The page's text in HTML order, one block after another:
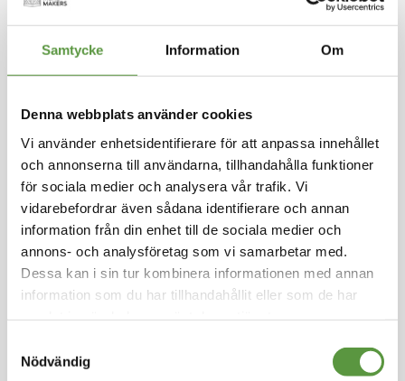
Samtycke Information Om
Denna webbplats använder cookies
Vi använder enhetsidentifierare för att anpassa innehållet
och annonserna till användarna, tillhandahålla funktioner
för sociala medier och analysera vår trafik. Vi
vidarebefordrar även sådana identifierare och annan
information från din enhet till de sociala medier och
annons- och analysföretag som vi samarbetar med.
Dessa kan i sin tur kombinera informationen med annan
information som du har tillhandahållit eller som de har
Nödvändig
Crispy Kycklingschnitzel
50x100g 5kg
Logga in för att handla
Saftig kycklingfilé med frasig, gyllene, smakrik
panering. En mångsidig produkt som passar lik
aväl som burgare som i en ceasar sallad.
Fryst
Mixpall - 1st - 5Kg
Utg:Fullgott
Artikel nummer
till
början
bildgalleriet